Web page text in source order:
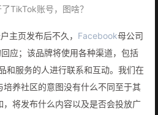
TikTok账号，图啥？
主页发布后不久， Facebook母公司
应；该品牌将使用各种渠道，包括
和服务的人进行联系和互动。我们在
培养社区的意图没有什么不同至于其
，将发布什么内容以及是否会投放广